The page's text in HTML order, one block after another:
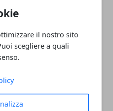
il nostro sito
scegliere a quali